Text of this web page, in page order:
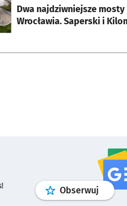
Dwa najdziwniejsze mosty
Wrocławia. Saperski i
Obserwuj profil